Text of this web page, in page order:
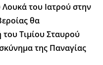
του Ιατρού στην
θα
Τιμίου Σταυρού
της Παναγίας